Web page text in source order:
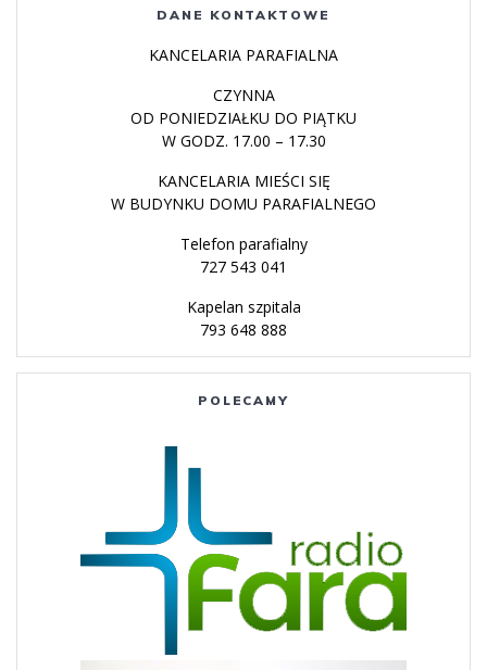
DANE KONTAKTOWE
KANCELARIA PARAFIALNA
CZYNNA
OD PONIEDZIAŁKU DO PIĄTKU
W GODZ. 17.00 – 17.30
KANCELARIA MIEŚCI SIĘ
W BUDYNKU DOMU PARAFIALNEGO
Telefon parafialny
727 543 041
Kapelan szpitala
793 648 888
POLECAMY